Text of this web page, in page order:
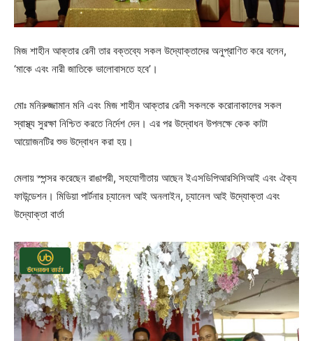
মিজ শাহীন আক্তার রেনী তার বক্তব্যে সকল উদ্যোক্তাদের অনুপ্রাণিত করে বলেন,
‘মাকে এবং নারী জাতিকে ভালোবাসতে হবে’।
মোঃ মনিরুজ্জামান মনি এবং মিজ শাহীন আক্তার রেনী সকলকে করোনাকালের সকল
স্বাস্থ্য সুরক্ষা নিশ্চিত করতে নির্দেশ দেন। এর পর উদ্বোধন উপলক্ষে কেক কাটা
আয়োজনটির শুভ উদ্বোধন করা হয়।
মেলায় স্পন্সর করেছেন রাঙাপরী, সহযোগীতায় আছেন ইএসডিপিআরসিসিআই এবং ঐক্য
ফাউন্ডেশন। মিডিয়া পার্টনার চ্যানেল আই অনলাইন, চ্যানেল আই উদ্যোক্তা এবং
উদ্যোক্তা বার্তা